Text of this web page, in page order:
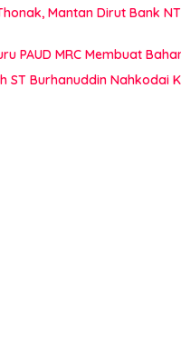
Mantan Dirut Bank
PAUD MRC Membuat
ST Burhanuddin Nahkodai